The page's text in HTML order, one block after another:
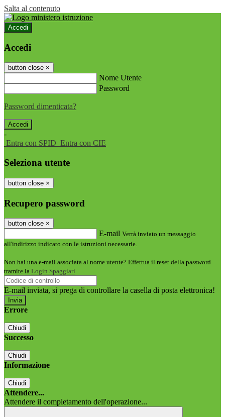
Salta al contenuto
Accedi
Accedi
button close ×
Nome Utente
Password
Password dimenticata?
-
Entra con SPID Entra con CIE
Seleziona utente
button close ×
Recupero password
button close ×
E-mail Verrà inviato un messaggio
all'indirizzo indicato con le istruzioni necessarie.
Non hai una e-mail associata al nome utente? Effettua il reset della password
tramite la Login Spaggiari
E-mail inviata, si prega di controllare la casella di posta elettronica!
Errore
Chiudi
Successo
Chiudi
Informazione
Chiudi
Attendere...
Attendere il completamento dell'operazione...